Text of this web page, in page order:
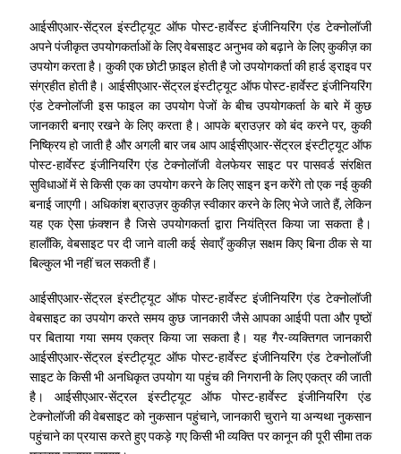
आईसीएआर-सेंट्रल इंस्टीट्यूट ऑफ पोस्ट-हार्वेस्ट इंजीनियरिंग एंड टेक्नोलॉजी
अपने पंजीकृत उपयोगकर्ताओं के लिए वेबसाइट अनुभव को बढ़ाने के लिए कुकीज़ का
उपयोग करता है। कुकी एक छोटी फ़ाइल होती है जो उपयोगकर्ता की हार्ड ड्राइव पर
संग्रहीत होती है। आईसीएआर-सेंट्रल इंस्टीट्यूट ऑफ पोस्ट-हार्वेस्ट इंजीनियरिंग
एंड टेक्नोलॉजी इस फाइल का उपयोग पेजों के बीच उपयोगकर्ता के बारे में कुछ
जानकारी बनाए रखने के लिए करता है। आपके ब्राउज़र को बंद करने पर, कुकी
निष्क्रिय हो जाती है और अगली बार जब आप आईसीएआर-सेंट्रल इंस्टीट्यूट ऑफ
पोस्ट-हार्वेस्ट इंजीनियरिंग एंड टेक्नोलॉजी वेलफेयर साइट पर पासवर्ड संरक्षित
सुविधाओं में से किसी एक का उपयोग करने के लिए साइन इन करेंगे तो एक नई कुकी
बनाई जाएगी। अधिकांश ब्राउज़र कुकीज़ स्वीकार करने के लिए भेजे जाते हैं, लेकिन
यह एक ऐसा फ़ंक्शन है जिसे उपयोगकर्ता द्वारा नियंत्रित किया जा सकता है।
हालाँकि, वेबसाइट पर दी जाने वाली कई सेवाएँ कुकीज़ सक्षम किए बिना ठीक से या
बिल्कुल भी नहीं चल सकती हैं।
आईसीएआर-सेंट्रल इंस्टीट्यूट ऑफ पोस्ट-हार्वेस्ट इंजीनियरिंग एंड टेक्नोलॉजी
वेबसाइट का उपयोग करते समय कुछ जानकारी जैसे आपका आईपी पता और पृष्ठों
पर बिताया गया समय एकत्र किया जा सकता है। यह गैर-व्यक्तिगत जानकारी
आईसीएआर-सेंट्रल इंस्टीट्यूट ऑफ पोस्ट-हार्वेस्ट इंजीनियरिंग एंड टेक्नोलॉजी
साइट के किसी भी अनधिकृत उपयोग या पहुंच की निगरानी के लिए एकत्र की जाती
है। आईसीएआर-सेंट्रल इंस्टीट्यूट ऑफ पोस्ट-हार्वेस्ट इंजीनियरिंग एंड
टेक्नोलॉजी की वेबसाइट को नुकसान पहुंचाने, जानकारी चुराने या अन्यथा नुकसान
पहुंचाने का प्रयास करते हुए पकड़े गए किसी भी व्यक्ति पर कानून की पूरी सीमा तक